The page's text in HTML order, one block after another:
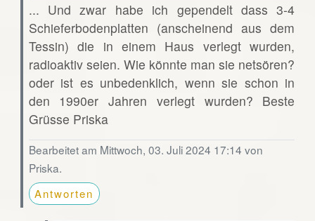
... Und zwar habe ich gependelt dass 3-4
Schieferbodenplatten (anscheinend aus dem
Tessin) die in einem Haus verlegt wurden,
radioaktiv seien. Wie könnte man sie netsören?
oder ist es unbedenklich, wenn sie schon in
den 1990er Jahren verlegt wurden? Beste
Grüsse Priska
Bearbeitet am Mittwoch, 03. Juli 2024 17:14 von
Priska.
Antworten